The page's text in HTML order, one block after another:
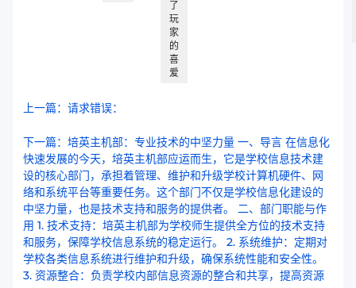
了
玩
家
的
喜
爱
上一篇：请求错误：
下一篇：培英主机部：专业技术的中坚力量 一、导言 在信息化
快速发展的今天，培英主机部应运而生，它是学校信息技术建
设的核心部门，承担着管理、维护和升级学校计算机硬件、网
络和系统平台等重要任务。这个部门不仅是学校信息化建设的
中坚力量，也是技术支持和服务的提供者。 二、部门职能与作
用 1. 技术支持：培英主机部为学校师生提供全方位的技术支持
和服务，保障学校信息系统的稳定运行。 2. 系统维护：定期对
学校各类信息系统进行维护和升级，确保系统性能和安全性。
3. 资源整合：负责学校内部信息资源的整合和共享，提高资源